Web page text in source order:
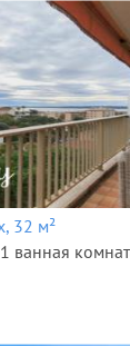
32 м²
1 ванная